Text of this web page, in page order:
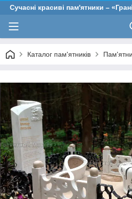
Сучасні красиві пам'ятники –
Каталог пам'ятників